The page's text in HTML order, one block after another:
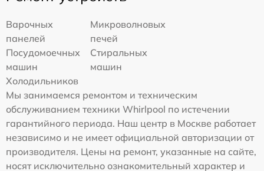
Варочных
панелей
Микроволновых
печей
Посудомоечных
машин
Стиральных
машин
Холодильников
Мы занимаемся ремонтом и техническим
обслуживанием техники Whirlpool по истечении
гарантийного периода. Наш центр в Москве работает
независимо и не имеет официальной авторизации от
производителя. Цены на ремонт, указанные на сайте,
носят исключительно ознакомительный характер и